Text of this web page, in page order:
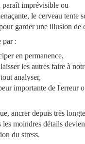
imprévisible ou
le cerveau tente
garder une illusion de
par :
en permanence,
les autres faire à
analyser,
importante de l'erreur
ancrer depuis très
les moindres détails
du stress.